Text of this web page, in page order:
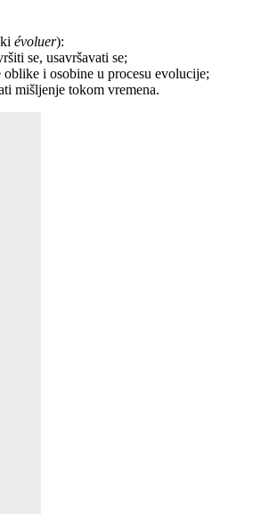
évoluer):
se, usavršavati se;
i osobine u procesu evolucije;
mišljenje tokom vremena.